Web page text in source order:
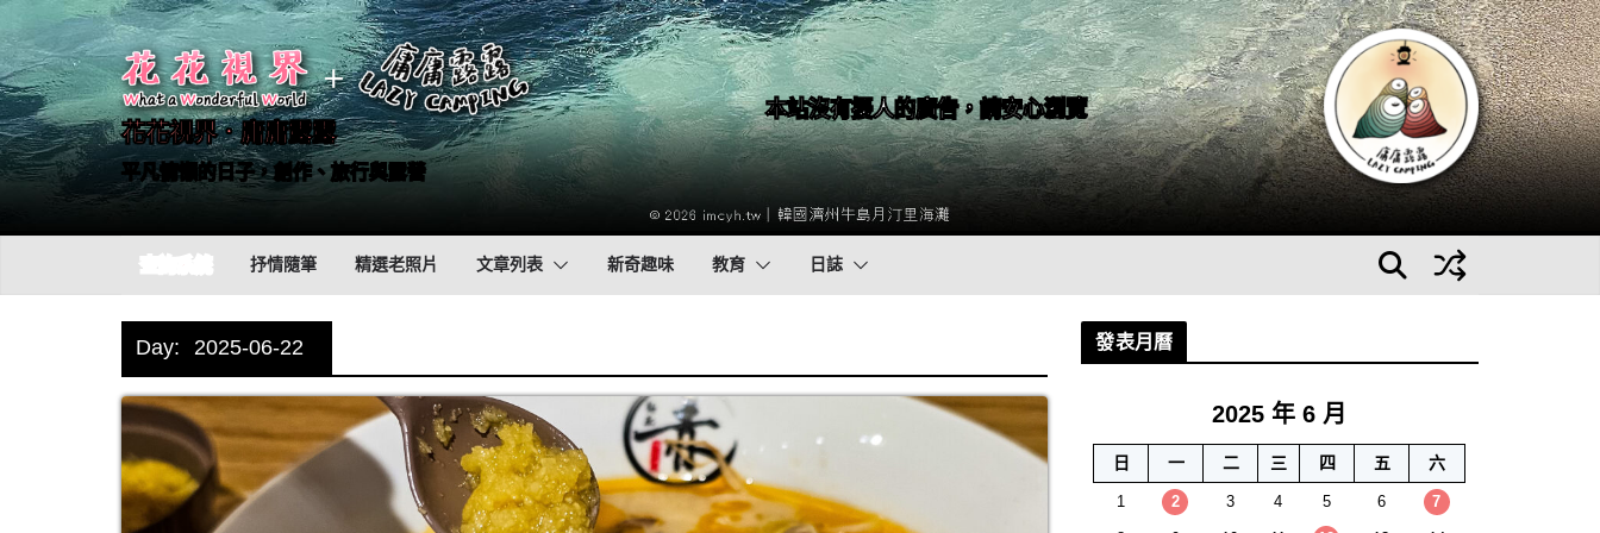
to
content
花花視界．庸庸露露
平凡慵懶的日子，創作、旅行與露營
本站沒有擾人的廣告，請安心瀏覽
查詢系統 抒情隨筆 精選老照片 文章列表 新奇趣味 教育 日誌
Day: 2025-06-22 發表月曆
2025 年 6 月
日 一 二 三 四 五 六
1 2 3 4 5 6 7